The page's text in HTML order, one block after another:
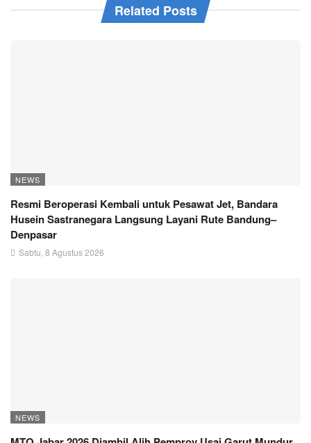
Related Posts
NEWS
Resmi Beroperasi Kembali untuk Pesawat Jet, Bandara
Husein Sastranegara Langsung Layani Rute Bandung–
Denpasar
Sabtu, 8 Agustus 2026
NEWS